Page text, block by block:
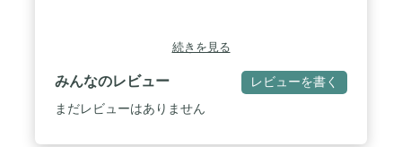
続きを見る
みんなのレビュー レビューを書く
まだレビューはありません